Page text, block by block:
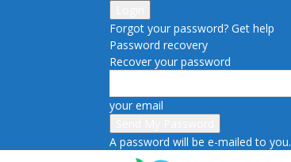
Forgot your password? Get help
Password recovery
Recover your password
your email
A password will be e-mailed to you.